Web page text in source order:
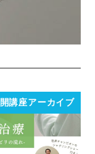
講座アーカイブ